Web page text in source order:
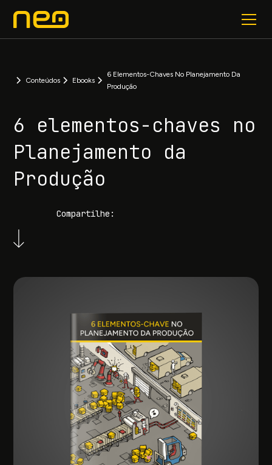
Conteúdos Ebooks
6 Elementos-Chaves No Planejamento Da
Produção
6 elementos-chaves no
Planejamento da
Produção
Compartilhe: